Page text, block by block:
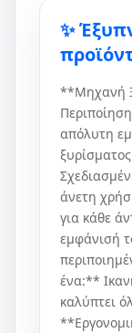
✨
**Μηχανή
απόλυτη
άνετη
για κάθε
εμφάνισή
ένα:**
καλύπτει